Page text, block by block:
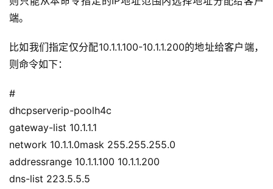
常
链
接
端。
比如我们指定仅分配10.1.1.100-10.1.1.200的地址给客户端，
则命令如下：
#
dhcpserverip-poolh4c
gateway-list 10.1.1.1
network 10.1.1.0mask 255.255.255.0
addressrange 10.1.1.100 10.1.1.200
dns-list 223.5.5.5